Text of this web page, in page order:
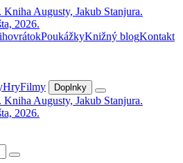
PoukážkyKnižný blogKontakt
HryFilmy Doplnky